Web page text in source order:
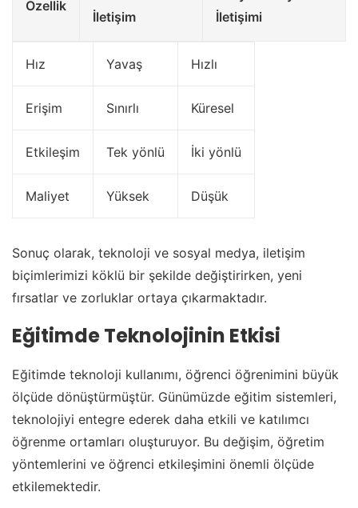
Özellik
İletişim
İletişimi
Hız Yavaş Hızlı
Erişim Sınırlı Küresel
Etkileşim Tek yönlü İki yönlü
Maliyet Yüksek Düşük
Sonuç olarak, teknoloji ve sosyal medya, iletişim
biçimlerimizi köklü bir şekilde değiştirirken, yeni
fırsatlar ve zorluklar ortaya çıkarmaktadır.
Eğitimde Teknolojinin Etkisi
Eğitimde teknoloji kullanımı, öğrenci öğrenimini büyük
ölçüde dönüştürmüştür. Günümüzde eğitim sistemleri,
teknolojiyi entegre ederek daha etkili ve katılımcı
öğrenme ortamları oluşturuyor. Bu değişim, öğretim
yöntemlerini ve öğrenci etkileşimini önemli ölçüde
etkilemektedir.